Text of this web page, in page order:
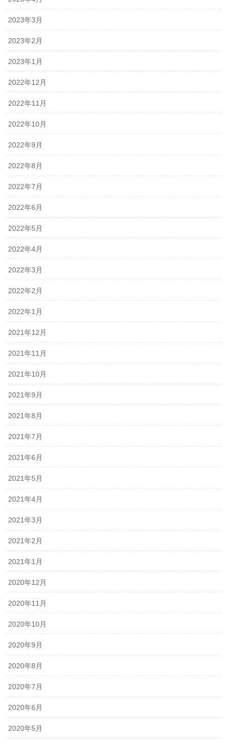
2023年3月
2023年2月
2023年1月
2022年12月
2022年11月
2022年10月
2022年9月
2022年8月
2022年7月
2022年6月
2022年5月
2022年4月
2022年3月
2022年2月
2022年1月
2021年12月
2021年11月
2021年10月
2021年9月
2021年8月
2021年7月
2021年6月
2021年5月
2021年4月
2021年3月
2021年2月
2021年1月
2020年12月
2020年11月
2020年10月
2020年9月
2020年8月
2020年7月
2020年6月
2020年5月